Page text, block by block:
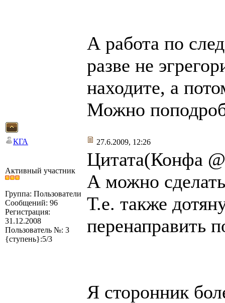
А работа по
разве не
находите, а
Можно
КГА 27.6.2009, 12:26
Активный участник
Группа: Пользователи
Сообщений: 96
Регистрация:
31.12.2008
Пользователь №: 3
{ступень}:5/3
Цитата(Конфа
А можно
Т.е. также
перенаправить
Я сторонник